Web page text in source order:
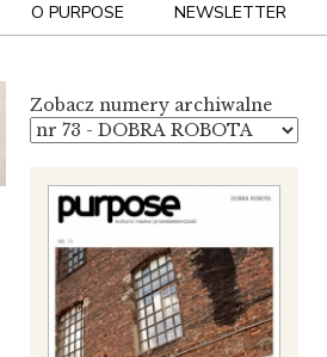
O PURPOSE NEWSLETTER
Zobacz numery archiwalne